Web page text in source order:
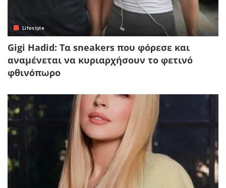
Lifestyle
Gigi Hadid: Τα sneakers που φόρεσε και
αναμένεται να κυριαρχήσουν το φετινό
φθινόπωρο